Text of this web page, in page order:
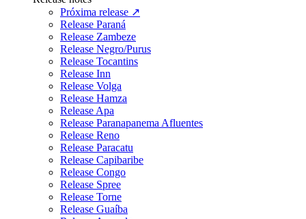
Próxima release ↗
Release Paraná
Release Zambeze
Release Negro/Purus
Release Tocantins
Release Inn
Release Volga
Release Hamza
Release Apa
Release Paranapanema Afluentes
Release Reno
Release Paracatu
Release Capibaribe
Release Congo
Release Spree
Release Torne
Release Guaíba